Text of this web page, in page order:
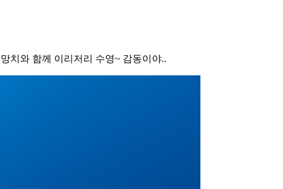
치와 함께 이리저리 수영~ 감동이야..